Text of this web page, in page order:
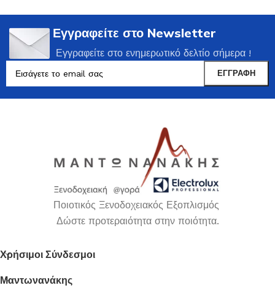
Εγγραφείτε στο Newsletter
Εγγραφείτε στο ενημερωτικό δελτίο σήμερα !
Ποιοτικός Ξενοδοχειακός Εξοπλισμός
Δώστε προτεραιότητα στην ποιότητα.
Χρήσιμοι Σύνδεσμοι
Μαντωνανάκης